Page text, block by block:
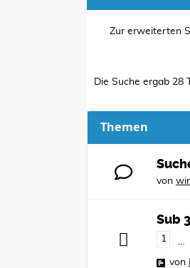
Zur erweiterten
Die Suche ergab 28
Themen
von
Sub
1
von